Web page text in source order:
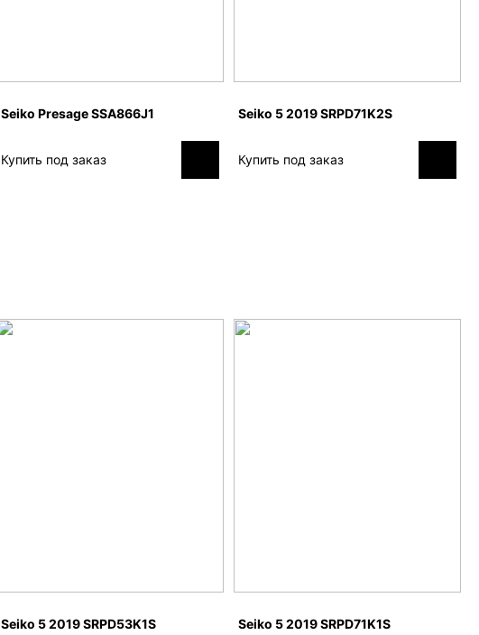
Seiko Presage SSA866J1
Купить под заказ
Seiko 5 2019 SRPD71K2S
Купить под заказ
Seiko 5 2019 SRPD53K1S Seiko 5 2019 SRPD71K1S